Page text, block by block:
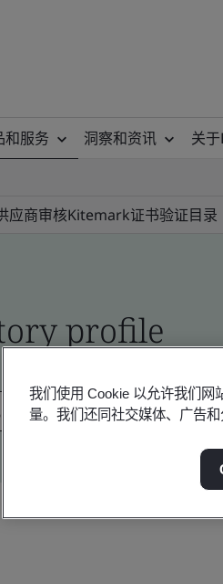
和服务 洞察和资讯
关
应商审核Kitemark证书验证目录
profile
我们使用 Cookie 以允许我们网
量。我们还同社交媒体、广告